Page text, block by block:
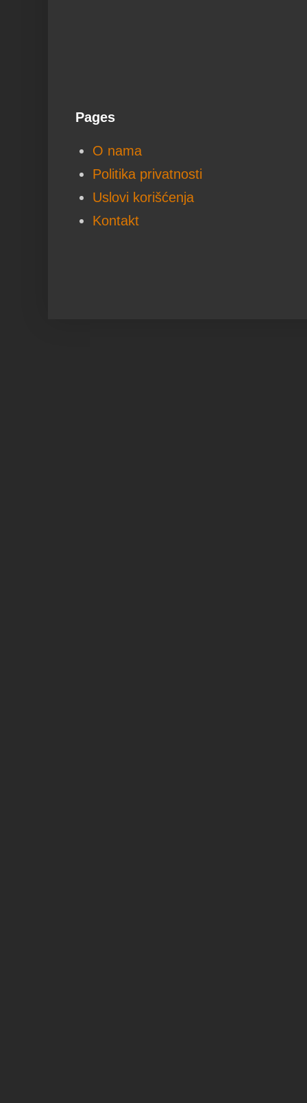
Pages
O nama
Politika privatnosti
Uslovi korišćenja
Kontakt